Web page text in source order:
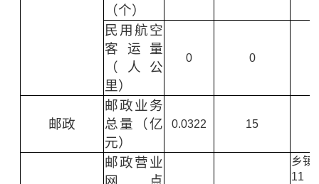
（个）
民用航空
客运量
（人公
里）
0 0
邮政
邮政业务
总量（亿
元）
0.0322 15
邮政营业
网点
乡镇
11